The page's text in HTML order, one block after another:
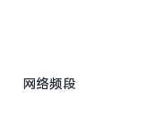
网络频段